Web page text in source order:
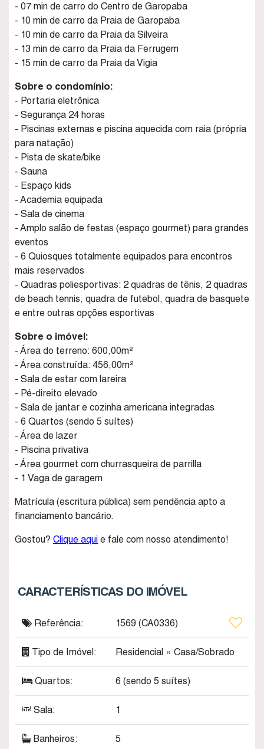
- 07 min de carro do Centro de Garopaba
- 10 min de carro da Praia de Garopaba
- 10 min de carro da Praia da Silveira
- 13 min de carro da Praia da Ferrugem
- 15 min de carro da Praia da Vigia
Sobre o condomínio:
- Portaria eletrônica
- Segurança 24 horas
- Piscinas externas e piscina aquecida com raia (própria
para natação)
- Pista de skate/bike
- Sauna
- Espaço kids
- Academia equipada
- Sala de cinema
- Amplo salão de festas (espaço gourmet) para grandes
eventos
- 6 Quiosques totalmente equipados para encontros
mais reservados
- Quadras poliesportivas: 2 quadras de tênis, 2 quadras
de beach tennis, quadra de futebol, quadra de basquete
e entre outras opções esportivas
Sobre o imóvel:
- Área do terreno: 600,00m²
- Área construída: 456,00m²
- Sala de estar com lareira
- Pé-direito elevado
- Sala de jantar e cozinha americana integradas
- 6 Quartos (sendo 5 suítes)
- Área de lazer
- Piscina privativa
- Área gourmet com churrasqueira de parrilla
- 1 Vaga de garagem
Matrícula (escritura pública) sem pendência apto a
financiamento bancário.
Gostou? Clique aqui e fale com nosso atendimento!
CARACTERÍSTICAS DO IMÓVEL
Referência: 1569 (CA0336)
Tipo de Imóvel: Residencial » Casa/Sobrado
Quartos: 6 (sendo 5 suítes)
Sala: 1
Banheiros: 5